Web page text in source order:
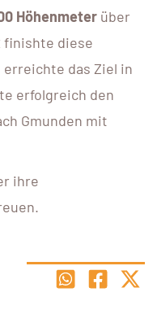
Höhenmeter über
finishte diese
erreichte das Ziel in
erfolgreich den
Gmunden mit
ihre